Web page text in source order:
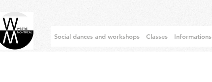
Social dances and workshops Classes Informations